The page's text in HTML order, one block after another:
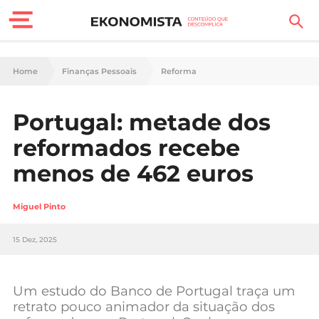
Finanças Pessoais
Carreira
Casa
Lifestyle
Sociedade
Negócios
Home Finanças Pessoais Reforma
Portugal: metade dos
reformados recebe
menos de 462 euros
Miguel Pinto
15 Dez, 2025
Um estudo do Banco de Portugal traça um
retrato pouco animador da situação dos